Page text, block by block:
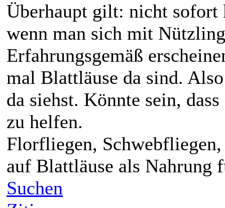
Überhaupt gilt: nicht sofort
wenn man sich mit
Erfahrungsgemäß
mal Blattläuse da sind.
da siehst. Könnte sein,
zu helfen.
Florfliegen,
auf Blattläuse als
Suchen